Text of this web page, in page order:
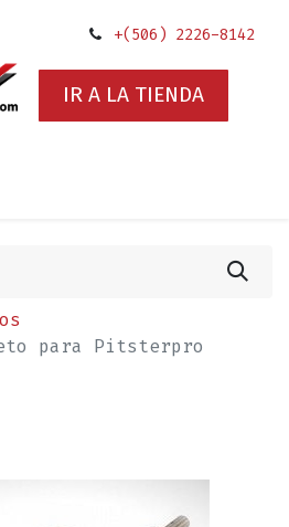
+(506) 2226-8142
IR A LA TIENDA
para Pitsterpro